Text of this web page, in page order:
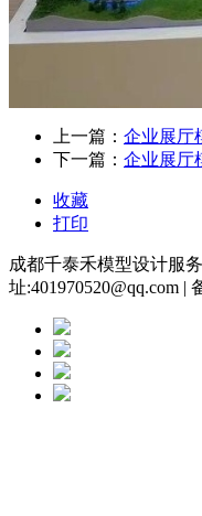
上一篇： 企业展厅
下一篇： 企业展厅
收藏
打印
成都千泰禾模型设计服
址:401970520@qq.com |